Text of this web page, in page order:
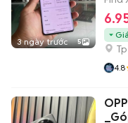
3 ngày trước 5
4.8